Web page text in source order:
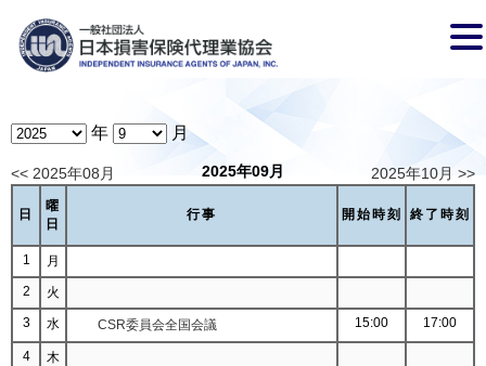
年 月
<< 2025年08月 2025年10月 >>
2025年09月
日
曜
日
行事 開始時刻 終了時刻
1
月
2
火
3
水 CSR委員会全国会議 15:00 17:00
4
木